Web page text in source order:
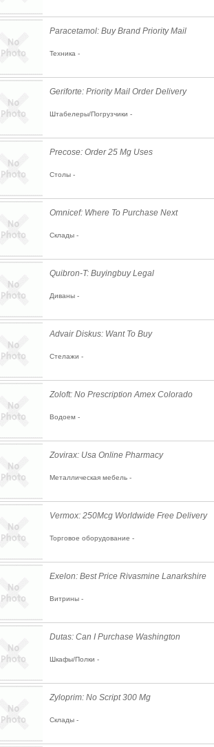
Paracetamol: Buy Brand Priority Mail
Техника -
Geriforte: Priority Mail Order Delivery
Штабелеры/Погрузчики -
Precose: Order 25 Mg Uses
Столы -
Omnicef: Where To Purchase Next
Склады -
Quibron-T: Buyingbuy Legal
Диваны -
Advair Diskus: Want To Buy
Стелажи -
Zoloft: No Prescription Amex Colorado
Водоем -
Zovirax: Usa Online Pharmacy
Металлическая мебель -
Vermox: 250Mcg Worldwide Free Delivery
Торговое оборудование -
Exelon: Best Price Rivasmine Lanarkshire
Витрины -
Dutas: Can I Purchase Washington
Шкафы/Полки -
Zyloprim: No Script 300 Mg
Склады -